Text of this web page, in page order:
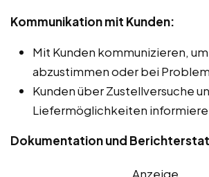
Kommunikation mit Kunden:
Mit Kunden kommunizieren,
abzustimmen oder bei
Kunden über Zustellversuche
Liefermöglichkeiten
Dokumentation und
Anzeige